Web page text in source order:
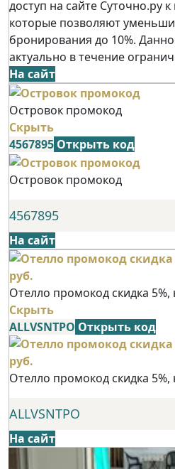
доступ на сайте Суточно.ру
которые позволяют
бронирования до 10%.
актуально в течение
На сайт
Островок промокод
Скрыть
4567895 Открыть код
Островок промокод
4567895
На сайт
Отелло промокод скидка 5%,
Скрыть
ALLVSNTPO Открыть код
Отелло промокод скидка 5%,
ALLVSNTPO
На сайт